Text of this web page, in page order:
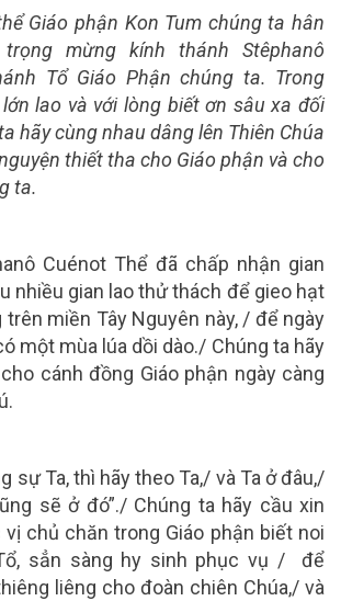
Giáo phận Kon Tum chúng ta hân
mừng kính thánh Stêphanô
Tổ Giáo Phận chúng ta. Trong
lao và với lòng biết ơn sâu xa đối
hãy cùng nhau dâng lên Thiên Chúa
thiết tha cho Giáo phận và cho
ta.
Cuénot Thể đã chấp nhận gian
nhiều gian lao thử thách để gieo hạt
miền Tây Nguyên này, / để ngày
một mùa lúa dồi dào./ Chúng ta hãy
cánh đồng Giáo phận ngày càng
sự Ta, thì hãy theo Ta,/ và Ta ở đâu,/
sẽ ở đó”./ Chúng ta hãy cầu xin
chủ chăn trong Giáo phận biết noi
sẳn sàng hy sinh phục vụ / để
liêng cho đoàn chiên Chúa,/ và